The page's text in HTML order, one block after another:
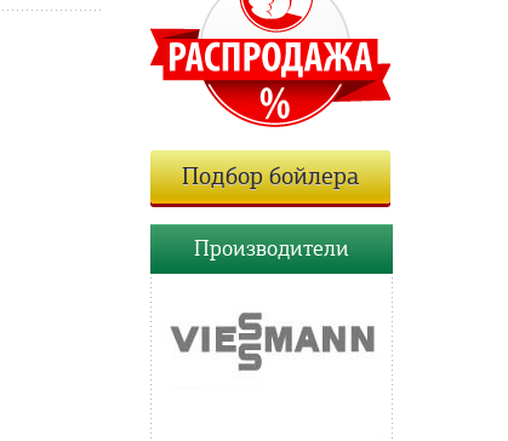
Подбор бойлера
Производители